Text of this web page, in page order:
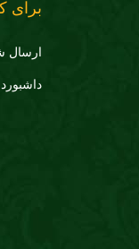
برای
ارسال